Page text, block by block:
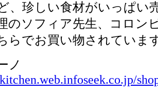
、珍しい食材がいっぱい
のソフィア先生、コロン
らでお買い物されていま
ノ